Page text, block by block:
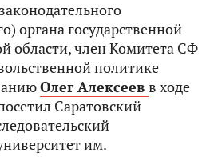
органа государственной
области, член Комитета СФ
политике
Олег Алексеев в ходе
Саратовский
им.